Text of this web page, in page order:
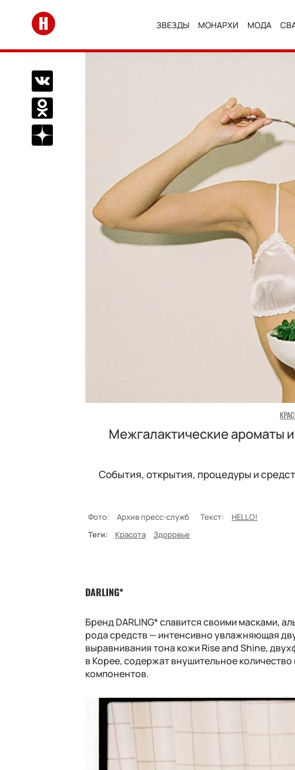
Перейти на главную
ЗВЕЗДЫ МОНАРХИ МОДА
Поделиться Вконтакте
Поделиться в Одноклассниках
Подписаться на нас в Дзен
Межгалактические ароматы
События, открытия, процедуры и
Фото: Архив пресс-служб Текст: HELLO!
Теги:
Красота Здоровье
DARLING*
Бренд DARLING* славится своими масками,
рода средств — интенсивно увлажняющая
выравнивания тона кожи Rise and Shine,
в Корее, содержат внушительное
компонентов.